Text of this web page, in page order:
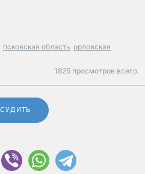
псковская область орловская
1825 просмотров всего.